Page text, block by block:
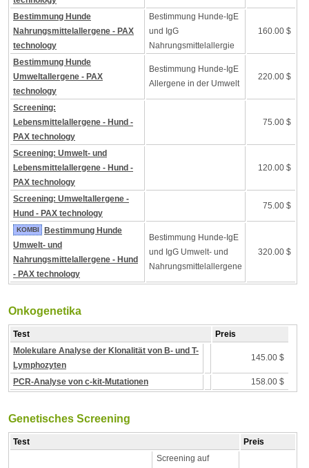
Bestimmung Hunde
Nahrungsmittelallergene - PAX
technology
Bestimmung Hunde-IgE
und IgG
Nahrungsmittelallergie
160.00 $
Bestimmung Hunde
Umweltallergene - PAX
technology
Bestimmung Hunde-IgE
Allergene in der Umwelt
220.00 $
Screening:
Lebensmittelallergene - Hund -
PAX technology
75.00 $
Screening: Umwelt- und
Lebensmittelallergene - Hund -
PAX technology
120.00 $
Screening: Umweltallergene -
Hund - PAX technology
75.00 $
KOMBI
Bestimmung Hunde
Umwelt- und
Nahrungsmittelallergene - Hund
- PAX technology
Bestimmung Hunde-IgE
und IgG Umwelt- und
Nahrungsmittelallergene
320.00 $
Onkogenetika
Test
Preis
Molekulare Analyse der Klonalität von B- und T-
Lymphozyten
145.00 $
PCR-Analyse von c-kit-Mutationen 158.00 $
Genetisches Screening
Test
Preis
Screening auf